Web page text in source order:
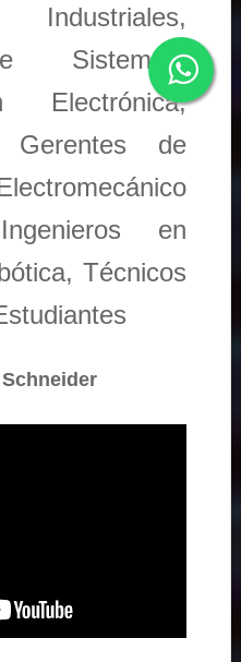
Sistemas,
Electrónica,
Gerentes de
en
Técnicos